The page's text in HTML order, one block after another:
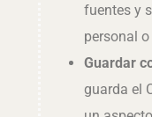
fuentes y
personal
Guardar
guarda el